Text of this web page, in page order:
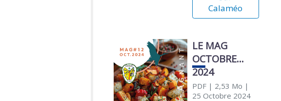
Calaméo
LE MAG
OCTOBRE
2024
PDF| 2,53 Mo |
25 Octobre 2024